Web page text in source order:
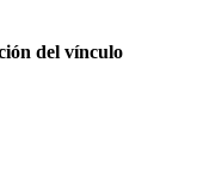
del vínculo